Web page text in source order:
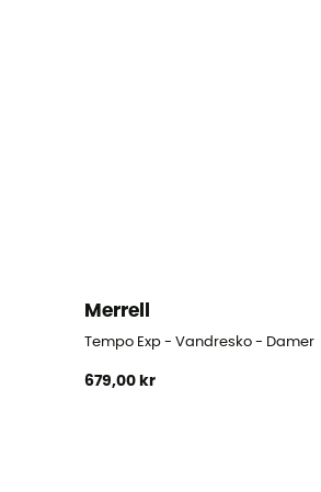
Merrell
Tempo Exp - Vandresko - Damer
679,00 kr